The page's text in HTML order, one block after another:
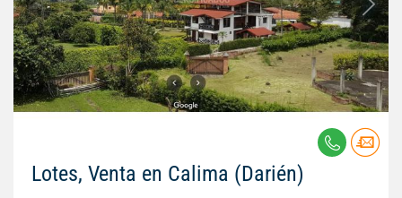
Lotes, Venta en Calima (Darién)